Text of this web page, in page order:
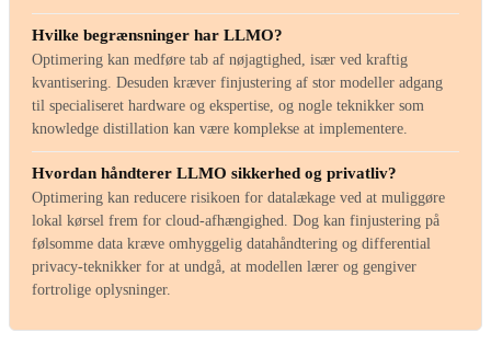
Hvilke begrænsninger har LLMO?
Optimering kan medføre tab af nøjagtighed, især ved kraftig
kvantisering. Desuden kræver finjustering af stor modeller adgang
til specialiseret hardware og ekspertise, og nogle teknikker som
knowledge distillation kan være komplekse at implementere.
Hvordan håndterer LLMO sikkerhed og privatliv?
Optimering kan reducere risikoen for datalækage ved at muliggøre
lokal kørsel frem for cloud-afhængighed. Dog kan finjustering på
følsomme data kræve omhyggelig datahåndtering og differential
privacy-teknikker for at undgå, at modellen lærer og gengiver
fortrolige oplysninger.